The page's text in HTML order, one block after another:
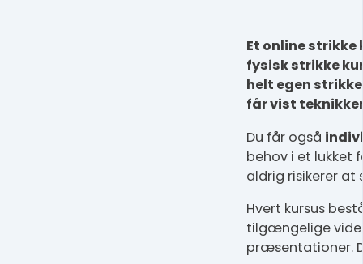
Et online
fysisk strikke
helt egen
får vist
Du får også
behov i et lukket
aldrig risikerer at
Hvert kursus
tilgængelige
præsentationer.